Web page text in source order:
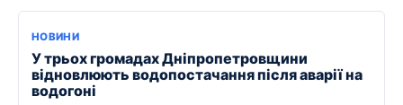
НОВИНИ
У трьох громадах Дніпропетровщини
відновлюють водопостачання після аварії на
водогоні